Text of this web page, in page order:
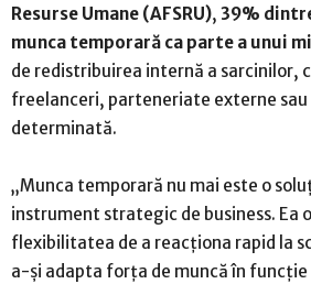
Resurse Umane (AFSRU), 39%
munca temporară ca parte a unui
de redistribuirea internă a sarcinilor,
freelanceri, parteneriate externe
determinată.
„Munca temporară nu mai este o
instrument strategic de business. Ea
flexibilitatea de a reacționa rapid la
a-și adapta forța de muncă în